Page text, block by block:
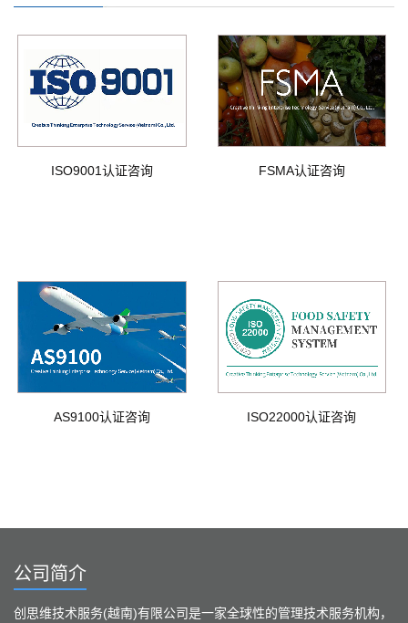
ISO9001认证咨询 FSMA认证咨询
AS9100认证咨询 ISO22000认证咨询
公司简介
创思维技术服务(越南)有限公司是一家全球性的管理技术服务机构，